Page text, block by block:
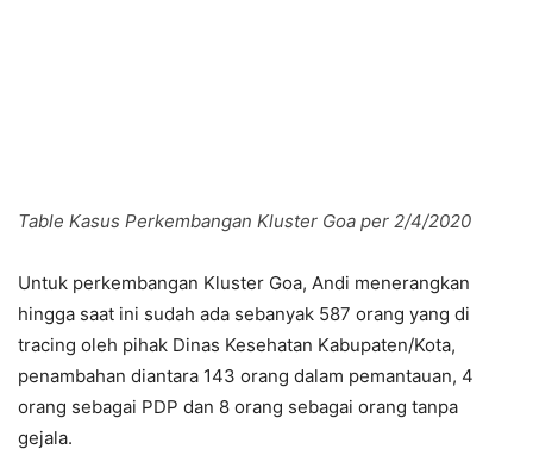
Table Kasus Perkembangan Kluster Goa per 2/4/2020
Untuk perkembangan Kluster Goa, Andi menerangkan
hingga saat ini sudah ada sebanyak 587 orang yang di
tracing oleh pihak Dinas Kesehatan Kabupaten/Kota,
penambahan diantara 143 orang dalam pemantauan, 4
orang sebagai PDP dan 8 orang sebagai orang tanpa
gejala.